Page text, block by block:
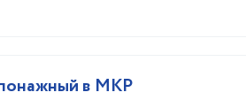
в МКР